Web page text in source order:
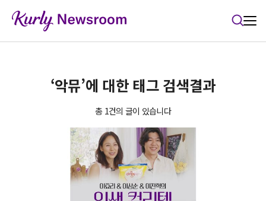
‘악뮤’에 대한 태그 검색결과
총 1건의 글이 있습니다